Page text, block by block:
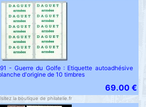
- Guerre du Golfe : Etiquette autoadhésive
d'origine de 10 timbres
69.00 €
la boutique de philatelie.fr